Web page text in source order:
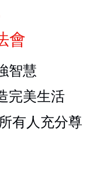
會
智慧
完美生活
有人充分尊